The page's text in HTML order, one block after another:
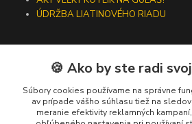
ÚDRŽBA LIATINOVÉHO RIADU
Kontakty
+421 919 275 553
🍪 Ako by ste radi
Súbory cookies používame na správne
av prípade vášho súhlasu tiež na
meranie efektivity reklamných